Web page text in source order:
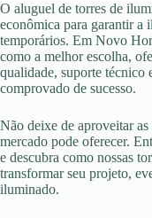
O aluguel de torres de
econômica para garantir a
temporários. Em Novo
como a melhor escolha,
qualidade, suporte técnico
comprovado de sucesso.
Não deixe de aproveitar
mercado pode oferecer.
e descubra como nossas
transformar seu projeto,
iluminado.